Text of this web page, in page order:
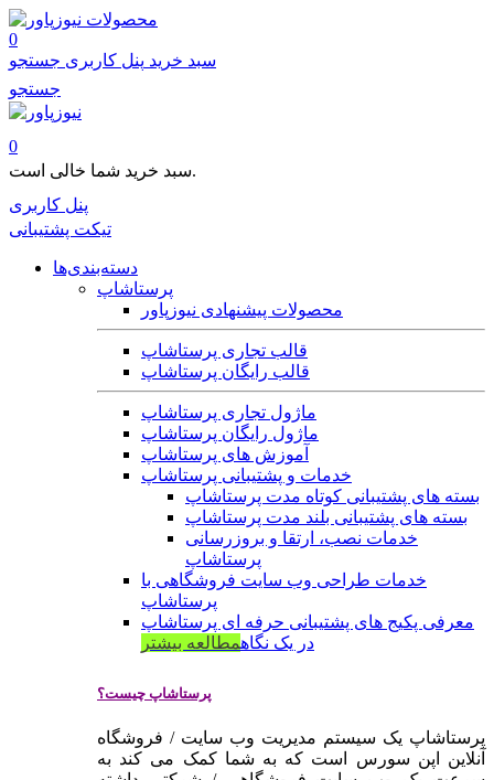
محصولات
0
سبد خرید پنل کاربری جستجو
جستجو
0
سبد خرید شما خالی است.
پنل کاربری
تیکت پشتیبانی
دسته‌بندی‌ها
پرستاشاپ
محصولات پیشنهادی نیوزپاور
قالب تجاری پرستاشاپ
قالب رایگان پرستاشاپ
ماژول تجاری پرستاشاپ
ماژول رایگان پرستاشاپ
آموزش های پرستاشاپ
خدمات و پشتیبانی پرستاشاپ
بسته های پشتیبانی کوتاه مدت پرستاشاپ
بسته های پشتیبانی بلند مدت پرستاشاپ
خدمات نصب، ارتقا و بروزرسانی
پرستاشاپ
خدمات طراحی وب سایت فروشگاهی با
پرستاشاپ
معرفی پکیج های پشتیبانی حرفه ای پرستاشاپ
در یک نگاهمطالعه بیشتر
پرستاشاپ چیست؟
پرستاشاپ یک سیستم مدیریت وب سایت / فروشگاه
آنلاین اپن سورس است که به شما کمک می کند به